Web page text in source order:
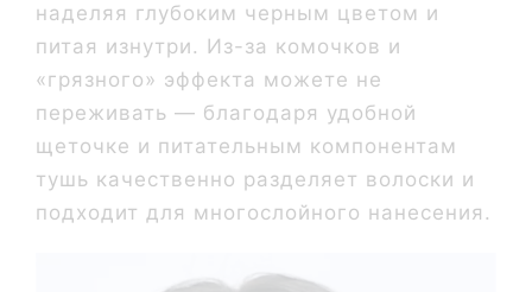
наделяя глубоким черным цветом и
питая изнутри. Из-за комочков и
«грязного» эффекта можете не
переживать — благодаря удобной
щеточке и питательным компонентам
тушь качественно разделяет волоски и
подходит для многослойного нанесения.